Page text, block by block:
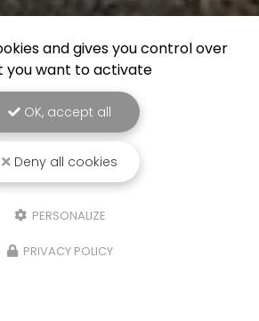
and gives you control over
you want to activate
OK, accept all
Deny all cookies
PERSONALIZE
PRIVACY POLICY